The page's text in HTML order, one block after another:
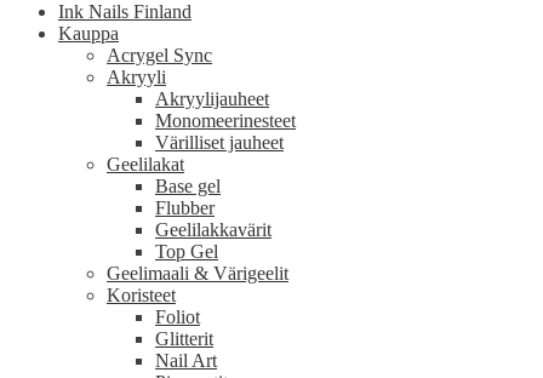
Ink Nails Finland
Kauppa
Acrygel Sync
Akryyli
Akryylijauheet
Monomeerinesteet
Värilliset jauheet
Geelilakat
Base gel
Flubber
Geelilakkavärit
Top Gel
Geelimaali & Värigeelit
Koristeet
Foliot
Glitterit
Nail Art